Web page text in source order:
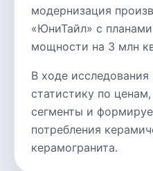
модернизация
«ЮниТайл» с
мощности на 3 млн
В ходе
статистику по
сегменты и
потребления
керамогранита.